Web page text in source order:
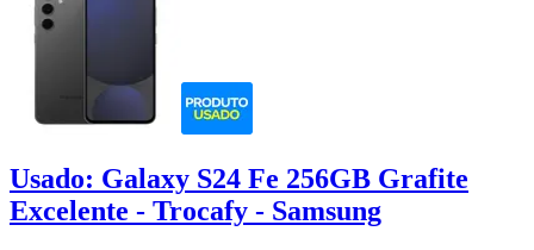
Usado: Galaxy S24 Fe 256GB Grafite
Excelente - Trocafy - Samsung